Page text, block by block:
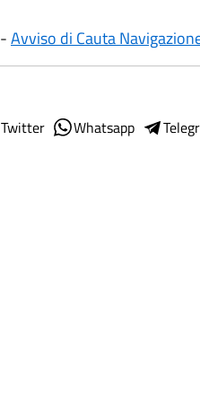
-Avviso di Cauta
Twitter Whatsapp